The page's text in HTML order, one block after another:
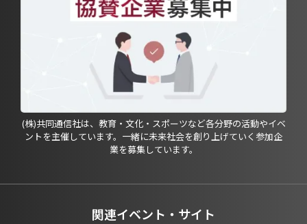
(株)共同通信社は、教育・文化・スポーツなど各分野の活動やイベ
ントを主催しています。一緒に未来社会を創り上げていく参加企
業を募集しています。
関連イベント・サイト